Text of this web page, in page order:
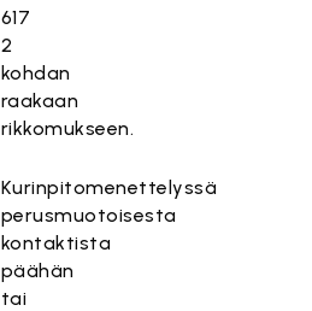
617
2
kohdan
raakaan
rikkomukseen.
Kurinpitomenettelyssä
perusmuotoisesta
kontaktista
päähän
tai